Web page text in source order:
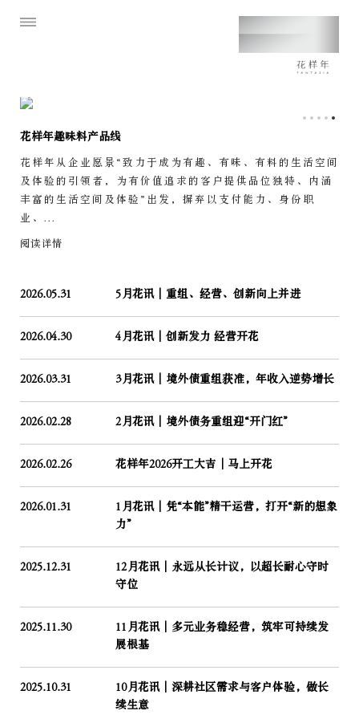
花样年趣味料产品线
花样年从企业愿景“致力于成为有趣、有味、有料的生活空间
及体验的引领者，为有价值追求的客户提供品位独特、内涵
丰富的生活空间及体验”出发，摒弃以支付能力、身份职
业、...
阅读详情
2026.05.31 5月花讯｜重组、经营、创新向上并进
2026.04.30 4月花讯｜创新发力 经营开花
2026.03.31 3月花讯｜境外债重组获准，年收入逆势增长
2026.02.28 2月花讯｜境外债务重组迎“开门红”
2026.02.26 花样年2026开工大吉│马上开花
2026.01.31
1月花讯｜凭“本能”精干运营，打开“新的想象
力”
2025.12.31
12月花讯｜永远从长计议，以超长耐心守时
守位
2025.11.30
11月花讯｜多元业务稳经营，筑牢可持续发
展根基
2025.10.31
10月花讯｜深耕社区需求与客户体验，做长
续生意